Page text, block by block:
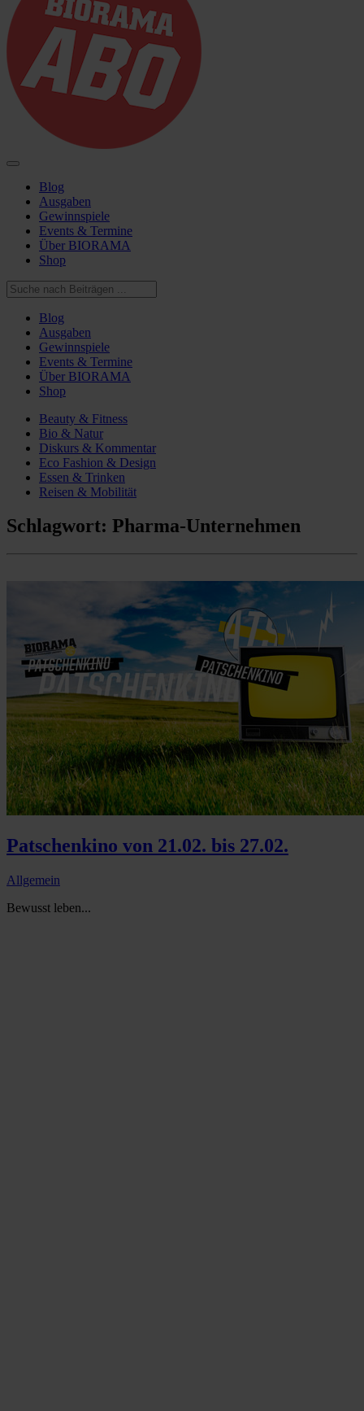
Blog
Ausgaben
Gewinnspiele
Events & Termine
Über BIORAMA
Shop
Blog
Ausgaben
Gewinnspiele
Events & Termine
Über BIORAMA
Shop
Beauty & Fitness
Bio & Natur
Diskurs & Kommentar
Eco Fashion & Design
Essen & Trinken
Reisen & Mobilität
Schlagwort: Pharma-Unternehmen
Patschenkino von 21.02. bis 27.02.
Allgemein
Bewusst leben...